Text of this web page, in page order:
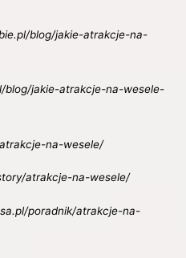
blog/jakie-atrakcje-na-
blog/jakie-atrakcje-na-wesele-
na-wesele/
atrakcje-na-wesele/
poradnik/atrakcje-na-